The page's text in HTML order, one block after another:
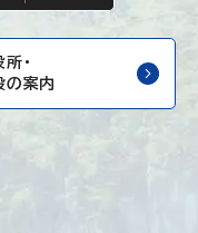
・
の案内